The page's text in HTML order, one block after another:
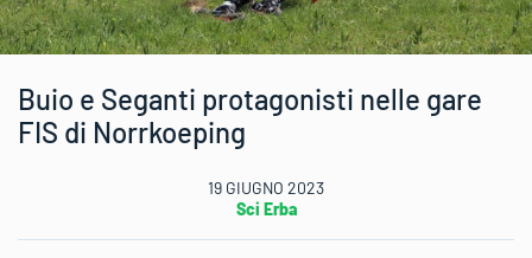
Buio e Seganti protagonisti nelle gare
FIS di Norrkoeping
19 GIUGNO 2023
Sci Erba